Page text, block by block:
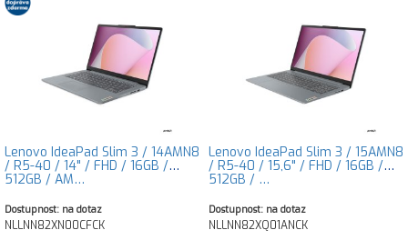
Lenovo IdeaPad Slim 3 / 14AMN8
/ R5-40 / 14" / FHD / 16GB /
512GB / AM…
Dostupnost: na dotaz
NLLNN82XN00CFCK
Lenovo IdeaPad Slim 3 / 15AMN8
/ R5-40 / 15,6" / FHD / 16GB /
512GB / …
Dostupnost: na dotaz
NLLNN82XQ01ANCK